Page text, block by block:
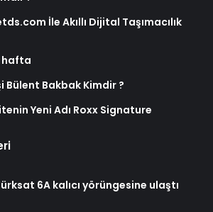
İle Akıllı Dijital Taşımacılık
hafta
Bülent Bakbak Kimdir ?
Yeni Adı Roxx Signature
6A kalıcı yörüngesine ulaştı